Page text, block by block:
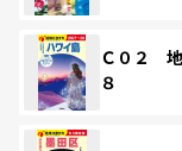
Ｃ０２
８